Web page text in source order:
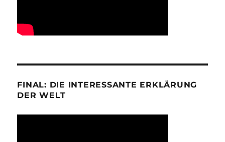
FINAL: DIE INTERESSANTE ERKLÄRUNG
DER WELT